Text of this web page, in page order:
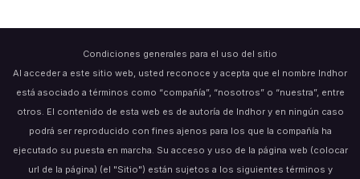
Condiciones generales para el uso del sitio
Al acceder a este sitio web, usted reconoce y acepta que el nombre Indhor
está asociado a términos como “compañía”, “nosotros” o “nuestra”, entre
otros. El contenido de esta web es de autoría de Indhor y en ningún caso
podrá ser reproducido con fines ajenos para los que la compañía ha
ejecutado su puesta en marcha. Su acceso y uso de la página web (colocar
url de la página) (el "Sitio") están sujetos a los siguientes términos y